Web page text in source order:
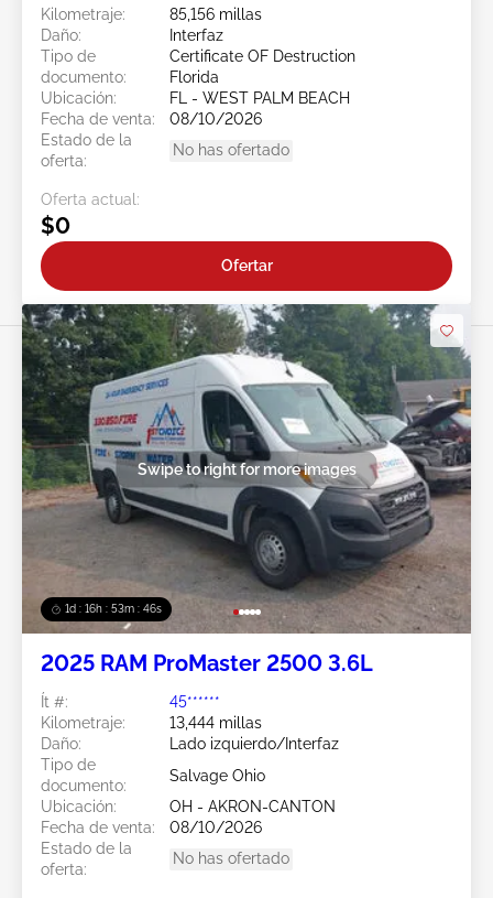
Kilometraje:
85,156 millas
Daño:
Interfaz
Tipo de
documento:
Certificate OF Destruction
Florida
Ubicación:
FL - WEST PALM BEACH
Fecha de venta:
08/10/2026
Estado de la
oferta:
No has ofertado
Oferta actual:
$0
Ofertar
1d : 16h : 53m : 44s
Swipe to right for more images
2025 RAM ProMaster 2500 3.6L
Ít #:
45******
Kilometraje:
13,444 millas
Daño:
Lado izquierdo/Interfaz
Tipo de
documento:
Salvage Ohio
Ubicación:
OH - AKRON-CANTON
Fecha de venta:
08/10/2026
Estado de la
oferta:
No has ofertado